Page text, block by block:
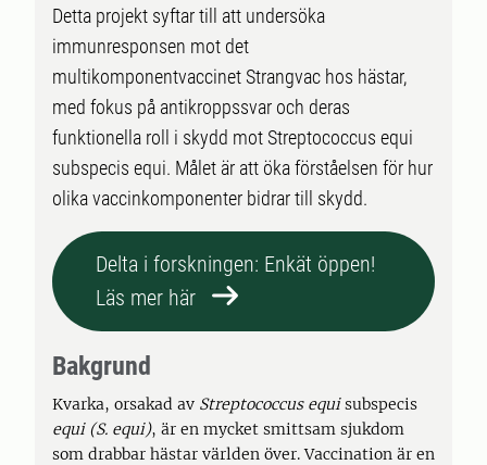
Detta projekt syftar till att undersöka
immunresponsen mot det
multikomponentvaccinet Strangvac hos hästar,
med fokus på antikroppssvar och deras
funktionella roll i skydd mot Streptococcus equi
subspecis equi. Målet är att öka förståelsen för hur
olika vaccinkomponenter bidrar till skydd.
Delta i forskningen: Enkät öppen!
Läs mer här
Bakgrund
Kvarka, orsakad av Streptococcus equisubspecis
equi (S. equi), är en mycket smittsam sjukdom
som drabbar hästar världen över. Vaccination är en